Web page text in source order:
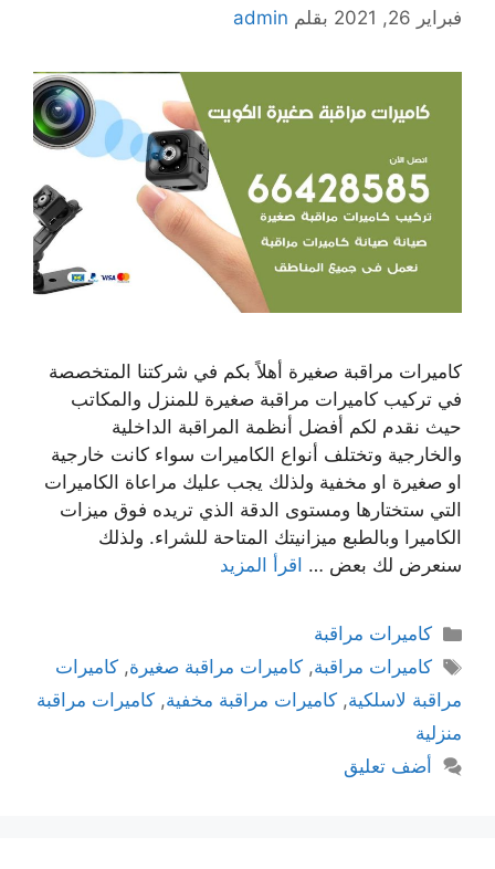
فبراير 26, 2021 بقلم admin
كاميرات مراقبة صغيرة أهلاً بكم في شركتنا المتخصصة
في تركيب كاميرات مراقبة صغيرة للمنزل والمكاتب
حيث نقدم لكم أفضل أنظمة المراقبة الداخلية
والخارجية وتختلف أنواع الكاميرات سواء كانت خارجية
او صغيرة او مخفية ولذلك يجب عليك مراعاة الكاميرات
التي ستختارها ومستوى الدقة الذي تريده فوق ميزات
الكاميرا وبالطبع ميزانيتك المتاحة للشراء. ولذلك
سنعرض لك بعض … اقرأ المزيد
كاميرات مراقبة
كاميرات مراقبة,كاميرات مراقبة صغيرة,كاميرات
مراقبة لاسلكية, كاميرات مراقبة مخفية, كاميرات مراقبة
منزلية
أضف تعليق